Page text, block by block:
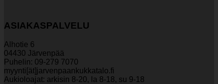
ASIAKASPALVELU
Alhotie 6
04430 Järvenpää
Puhelin: 09-279 7070
myynti[ät]jarvenpaankukkatalo.fi
Aukioloajat: arkisin 8-20, la 8-18, su 9-18